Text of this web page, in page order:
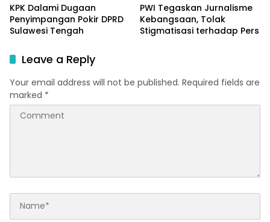
KPK Dalami Dugaan
Penyimpangan Pokir DPRD
Sulawesi Tengah
PWI Tegaskan Jurnalisme
Kebangsaan, Tolak
Stigmatisasi terhadap Pers
Leave a Reply
Your email address will not be published. Required fields are
marked *